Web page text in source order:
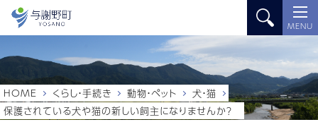
MENU
HOME くらし・手続き 動物・ペット
犬・猫
保護されている犬や猫の新しい飼主になりませんか？